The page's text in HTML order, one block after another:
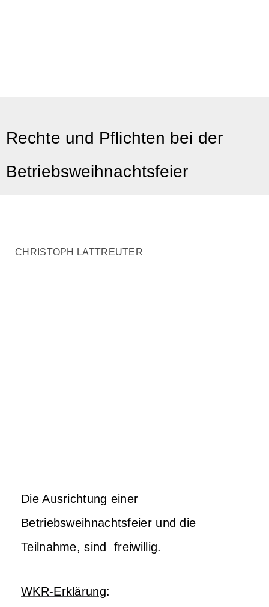
Rechte und Pflichten bei der
Betriebsweihnachtsfeier
CHRISTOPH LATTREUTER
Die Ausrichtung einer
Betriebsweihnachtsfeier und die
Teilnahme, sind freiwillig.
WKR-Erklärung: